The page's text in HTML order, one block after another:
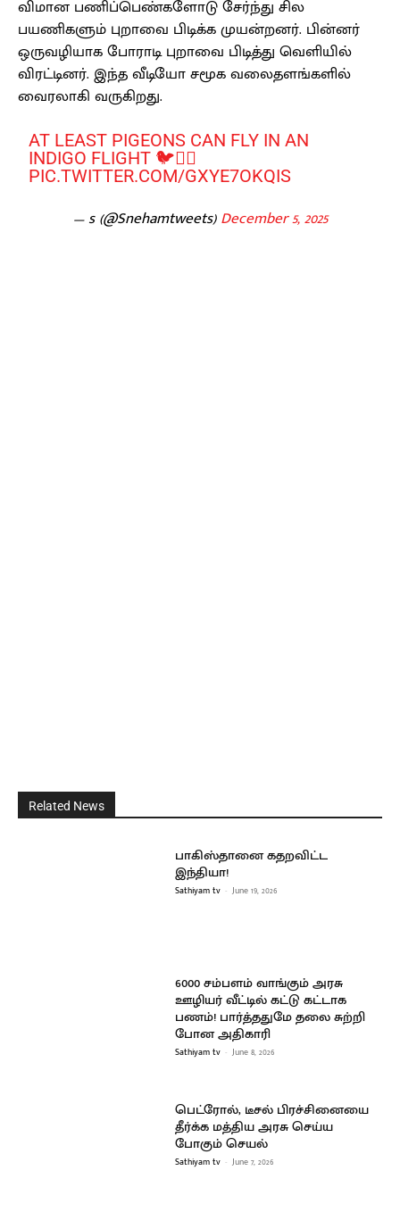
விமான பணிப்பெண்களோடு சேர்ந்து சில
பயணிகளும் புறாவை பிடிக்க முயன்றனர். பின்னர்
ஒருவழியாக போராடி புறாவை பிடித்து வெளியில்
விரட்டினர். இந்த வீடியோ சமூக வலைதளங்களில்
வைரலாகி வருகிறது.
AT LEAST PIGEONS CAN FLY IN AN
INDIGO FLIGHT 🐦👍🏻
PIC.TWITTER.COM/GXYE7OKQIS
— s (@Snehamtweets)December 5, 2025
Related News
பாகிஸ்தானை கதறவிட்ட
இந்தியா!
Sathiyam tv - June 19, 2026
6000 சம்பளம் வாங்கும் அரசு
ஊழியர் வீட்டில் கட்டு கட்டாக
பணம்! பார்த்ததுமே தலை சுற்றி
போன அதிகாரி
Sathiyam tv - June 8, 2026
பெட்ரோல், டீசல் பிரச்சினையை
தீர்க்க மத்திய அரசு செய்ய
போகும் செயல்
Sathiyam tv - June 7, 2026